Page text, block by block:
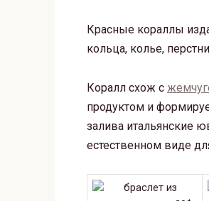
Красные кораллы
кольца, колье,
Коралл схож с
продуктом и
залива итальянские
естественном виде